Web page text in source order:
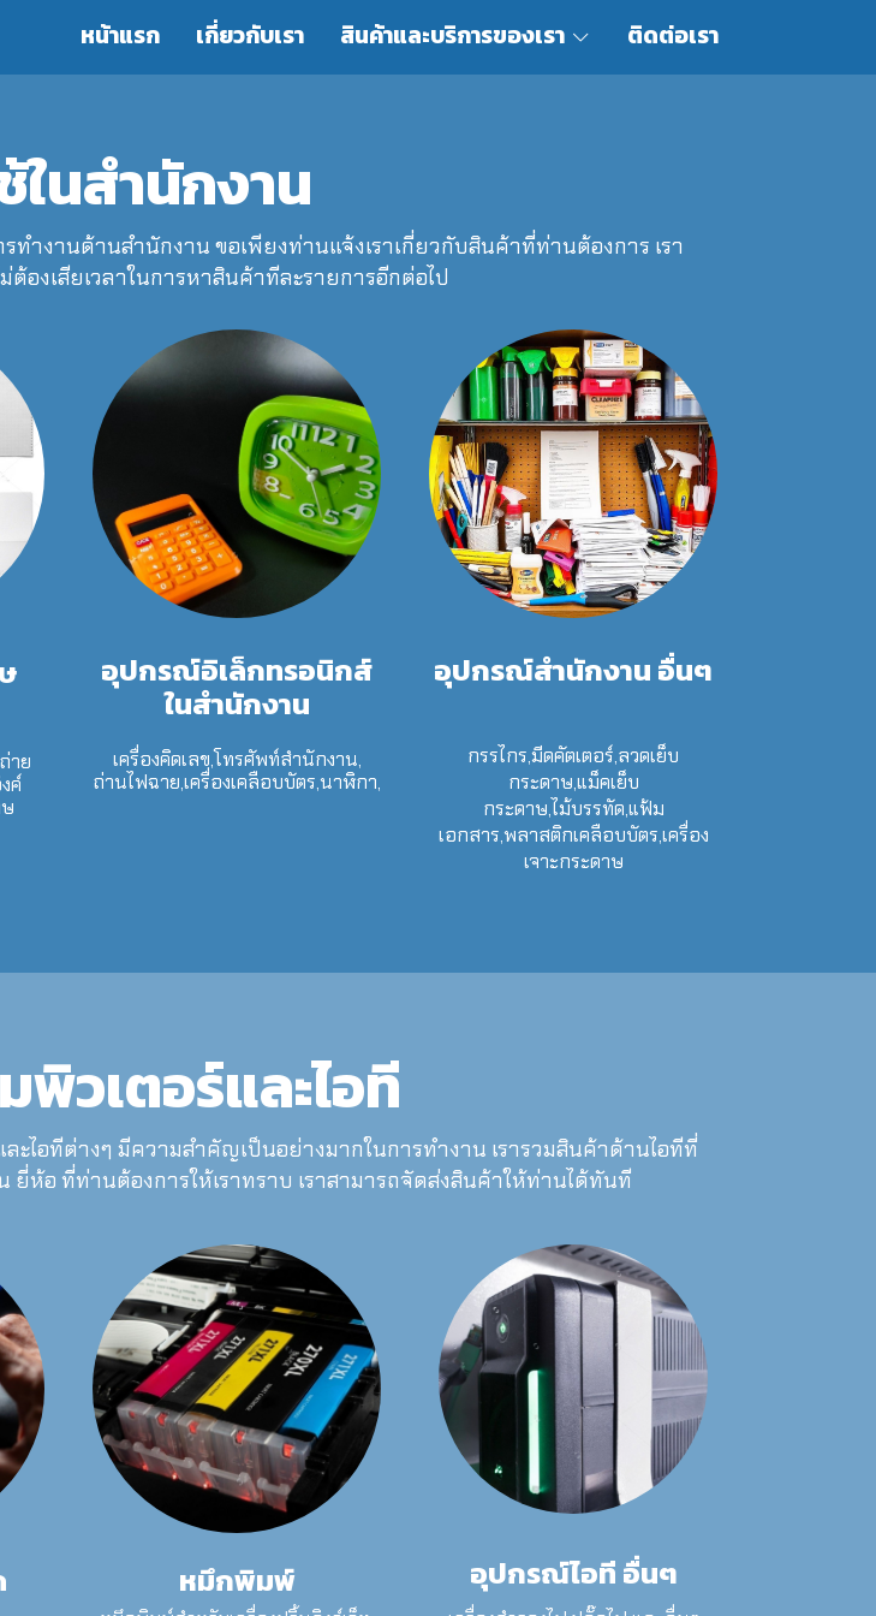
หน้าแรก เกี่ยวกับเรา สินค้าและบริการของเรา ติดต่อเรา
ในสำนักงาน
ทำงานด้านสำนักงาน ขอเพียงท่านแจ้งเราเกี่ยวกับสินค้าที่ท่านต้องการ เรา
องเสียเวลาในการหาสินค้าทีละรายการอีกต่อไป
าย
ค์
อุปกรณ์อิเล็กทรอนิกส์
ในสำนักงาน
เครื่องคิดเลข,โทรศัพท์สำนักงาน,
ถ่านไฟฉาย,เครื่องเคลือบบัตร,นาฬิกา,
อุปกรณ์สำนักงาน อื่นๆ
กรรไกร,มีดคัตเตอร์,ลวดเย็บ
กระดาษ,แม็คเย็บ
กระดาษ,ไม้บรรทัด,แฟ้ม
เอกสาร,พลาสติกเคลือบบัตร,เครื่อง
เจาะกระดาษ
วเตอร์และไอที
ไอทีต่างๆ มีความสำคัญเป็นอย่างมากในการทำงาน เรารวมสินค้าด้านไอทีที่
ห้อ ที่ท่านต้องการให้เราทราบ เราสามารถจัดส่งสินค้าให้ท่านได้ทันที
หมึกพิมพ์ อุปกรณ์ไอที อื่นๆ